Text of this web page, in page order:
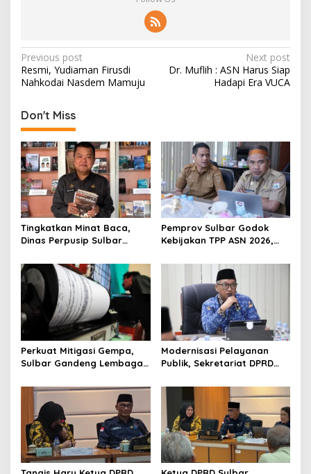
P
o
t
n
a
v
i
g
a
i
o
n
Previous post
Resmi, Yudiaman Firusdi
Nahkodai Nasdem Mamuju
Next post
Dr. Muflih : ASN Harus Siap
Hadapi Era VUCA
Don't Miss
Tingkatkan Minat Baca,
Dinas Perpusip Sulbar
Lokal ke Publik
Pemprov Sulbar Godok
Kebijakan TPP ASN 2026,
Kemampuan Fiskal
Perkuat Mitigasi Gempa,
Sulbar Gandeng Lembaga
Seismometer Canggih di
Kantor Gubernur
Modernisasi Pelayanan
Publik, Sekretariat DPRD
Luncurkan Aplikasi SIPAKDE